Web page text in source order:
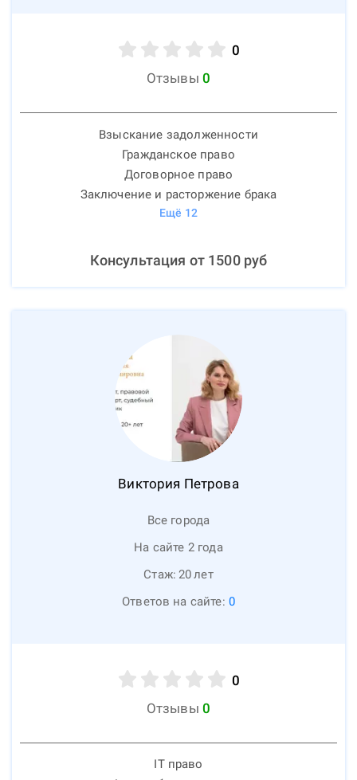
0
Отзывы 0
Взыскание задолженности
Гражданское право
Договорное право
Заключение и расторжение брака
Ещё 12
Консультация от 1500руб
Виктория Петрова
Все города
На сайте 2 года
Стаж: 20лет
Ответов на сайте: 0
0
Отзывы 0
IT право